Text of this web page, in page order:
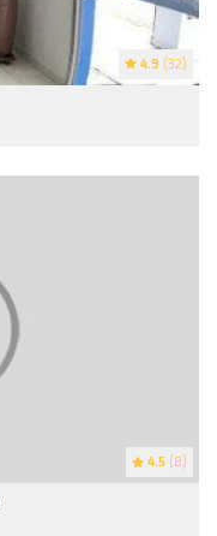
4.9 (32)
4.5 (8)